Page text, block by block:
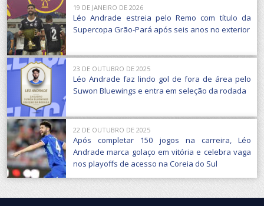
19 DE JANEIRO DE 2026
Léo Andrade estreia pelo Remo com título da
Supercopa Grão-Pará após seis anos no exterior
23 DE OUTUBRO DE 2025
Léo Andrade faz lindo gol de fora de área pelo
Suwon Bluewings e entra em seleção da rodada
22 DE OUTUBRO DE 2025
Após completar 150 jogos na carreira, Léo
Andrade marca golaço em vitória e celebra vaga
nos playoffs de acesso na Coreia do Sul